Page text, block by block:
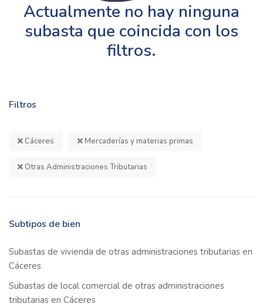
Filtros
Cáceres Mercaderías y materias primas
Otras Administraciones Tributarias
Subtipos de bien
Subastas de vivienda de otras administraciones tributarias en
Cáceres
Subastas de local comercial de otras administraciones
tributarias en Cáceres
Actualmente no hay ninguna
subasta que coincida con los
filtros.